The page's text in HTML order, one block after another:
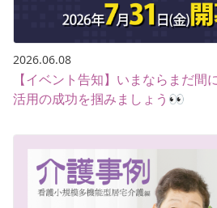
2026.06.08
【イベント告知】いまならまだ間
活用の成功を掴みましょう👀